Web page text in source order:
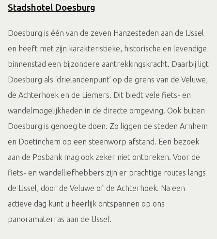
Stadshotel Doesburg
Doesburg is één van de zeven Hanzesteden aan de IJssel
en heeft met zijn karakteristieke, historische en levendige
binnenstad een bijzondere aantrekkingskracht. Daarbij ligt
Doesburg als ‘drielandenpunt’ op de grens van de Veluwe,
de Achterhoek en de Liemers. Dit biedt vele fiets- en
wandelmogelijkheden in de directe omgeving. Ook buiten
Doesburg is genoeg te doen. Zo liggen de steden Arnhem
en Doetinchem op een steenworp afstand. Een bezoek
aan de Posbank mag ook zeker niet ontbreken. Voor de
fiets- en wandelliefhebbers zijn er prachtige routes langs
de IJssel, door de Veluwe of de Achterhoek. Na een
actieve dag kunt u heerlijk ontspannen op ons
panoramaterras aan de IJssel.